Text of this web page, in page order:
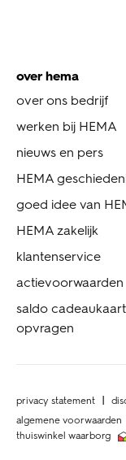
over hema
over ons bedrijf
werken bij HEMA
nieuws en pers
HEMA
goed idee van
HEMA zakelijk
klantenservice
actievoorwaarden
saldo cadeaukaart
opvragen
privacy statement
algemene voorwaarden
thuiswinkel waarborg